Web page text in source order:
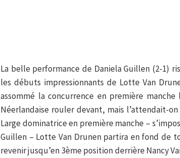
La belle performance de Daniela Guillen (2-1)
les débuts impressionnants de Lotte Van
assommé la concurrence en première
Néerlandaise rouler devant, mais l’attendait-
Large dominatrice en première manche –
Guillen – Lotte Van Drunen partira en fond de
revenir jusqu’en 3ème position derrière Nancy